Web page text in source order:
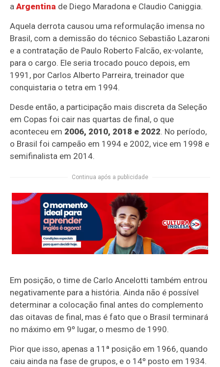
aArgentina de Diego Maradona e Claudio Caniggia.
Aquela derrota causou uma reformulação imensa no
Brasil, com a demissão do técnico Sebastião Lazaroni
e a contratação de Paulo Roberto Falcão, ex-volante,
para o cargo. Ele seria trocado pouco depois, em
1991, por Carlos Alberto Parreira, treinador que
conquistaria o tetra em 1994.
Desde então, a participação mais discreta da Seleção
em Copas foi cair nas quartas de final, o que
aconteceu em 2006, 2010, 2018 e 2022. No período,
o Brasil foi campeão em 1994 e 2002, vice em 1998 e
semifinalista em 2014.
Continua após a publicidade
Em posição, o time de Carlo Ancelotti também entrou
negativamente para a história. Ainda não é possível
determinar a colocação final antes do complemento
das oitavas de final, mas é fato que o Brasil terminará
no máximo em 9º lugar, o mesmo de 1990.
Pior que isso, apenas a 11ª posição em 1966, quando
caiu ainda na fase de grupos, e o 14º posto em 1934.